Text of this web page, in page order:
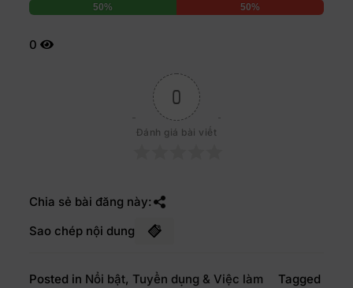
50% 50%
0
0
Đánh giá bài viết
Chia sẻ bài đăng này:
Sao chép nội dung
Posted in Nổi bật, Tuyển dụng & Việc làm
Tagged